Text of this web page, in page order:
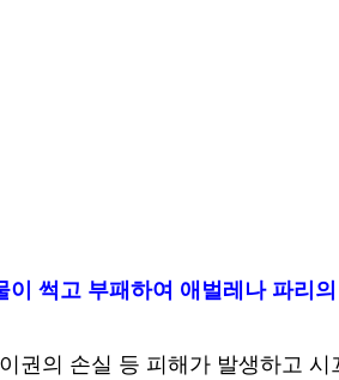
이 썩고 부패하여 애벌레나 파리
권의 손실 등 피해가 발생하고